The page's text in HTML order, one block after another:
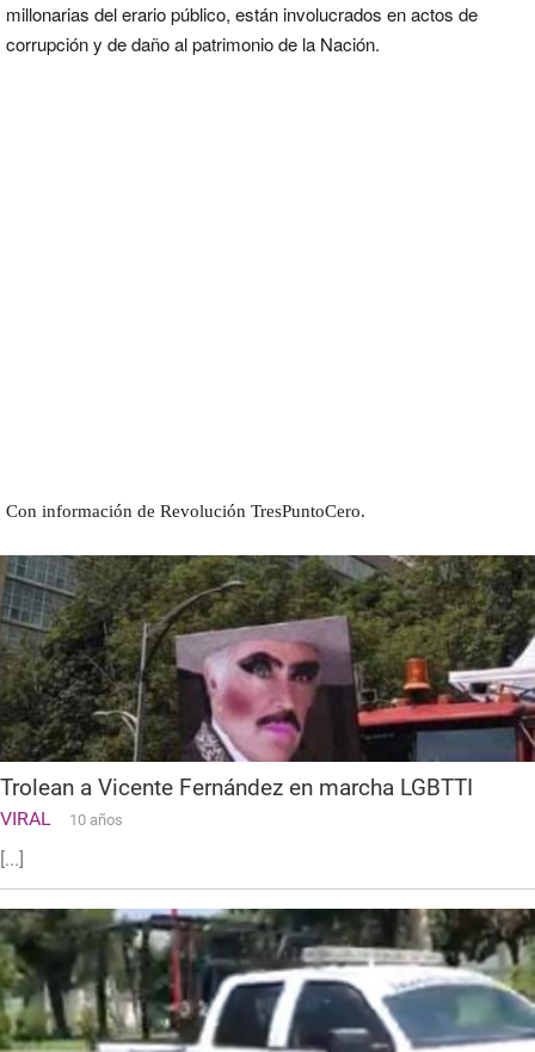
millonarias del erario público, están involucrados en actos de
corrupción y de daño al patrimonio de la Nación.
Con información de Revolución TresPuntoCero.
Trolean a Vicente Fernández en marcha LGBTTI
VIRAL 10 años
[...]